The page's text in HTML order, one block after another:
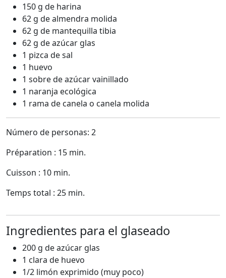
150 g de harina
62 g de almendra molida
62 g de mantequilla tibia
62 g de azúcar glas
1 pizca de sal
1 huevo
1 sobre de azúcar vainillado
1 naranja ecológica
1 rama de canela o canela molida
Número de personas: 2
Préparation : 15 min.
Cuisson : 10 min.
Temps total : 25 min.
Ingredientes para el glaseado
200 g de azúcar glas
1 clara de huevo
1/2 limón exprimido (muy poco)